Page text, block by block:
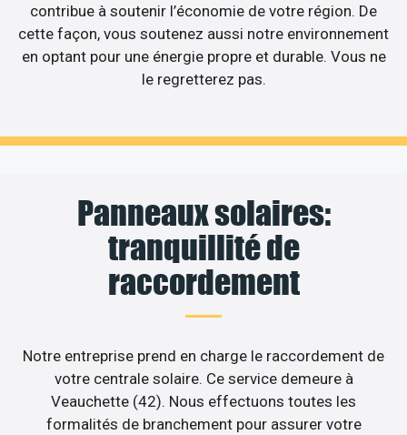
contribue à soutenir l’économie de votre région. De
cette façon, vous soutenez aussi notre environnement
en optant pour une énergie propre et durable. Vous ne
le regretterez pas.
Panneaux solaires:
tranquillité de
raccordement
Notre entreprise prend en charge le raccordement de
votre centrale solaire. Ce service demeure à
Veauchette (42). Nous effectuons toutes les
formalités de branchement pour assurer votre